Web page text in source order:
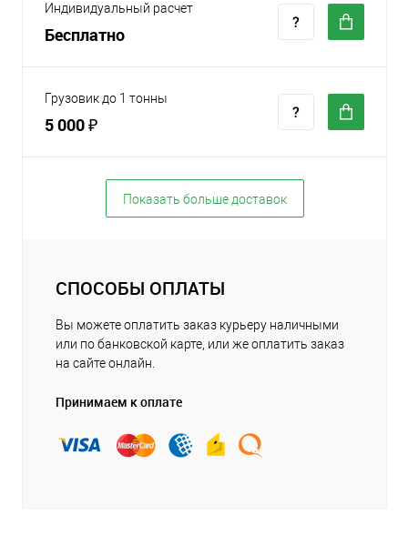
Индивидуальный расчет
Бесплатно
Грузовик до 1 тонны
5 000 ₽
Показать больше доставок
СПОСОБЫ ОПЛАТЫ
Вы можете оплатить заказ курьеру наличными
или по банковской карте, или же оплатить заказ
на сайте онлайн.
Принимаем к оплате